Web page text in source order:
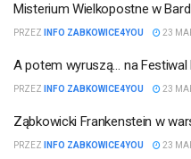
Misterium Wielkopostne w
PRZEZ INFO ZABKOWICE4YOU 23
KAMIENIEC
ZĄBKOWICKI
A potem wyruszą… na Festiwal
PRZEZ INFO ZABKOWICE4YOU 23
ZĄBKOWICE
ŚLĄSKIE
Ząbkowicki Frankenstein w
PRZEZ INFO ZABKOWICE4YOU 23
GMINA
ZĄBKOWICE
ŚLĄSKIE